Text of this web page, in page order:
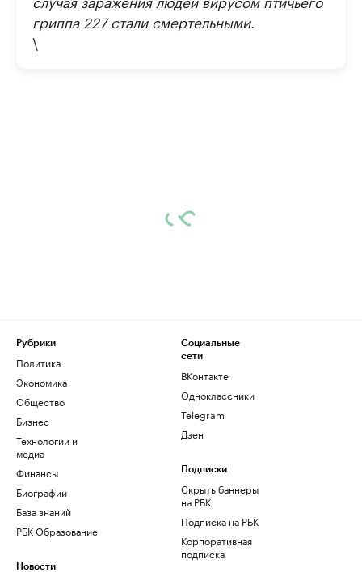
гриппа 227 стали смертельными.
\
Рубрики
Политика
Экономика
Общество
Бизнес
Технологии и
медиа
Финансы
Биографии
База знаний
РБК Образование
Новости
Социальные
сети
ВКонтакте
Одноклассники
Telegram
Дзен
Подписки
Скрыть баннеры
на РБК
Подписка на РБК
Корпоративная
подписка